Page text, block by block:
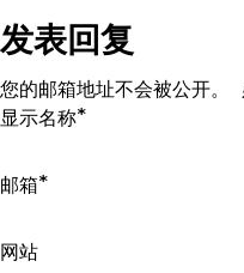
航
发表回复
您的邮箱地址不会被公开。
显示名称*
邮箱*
网站